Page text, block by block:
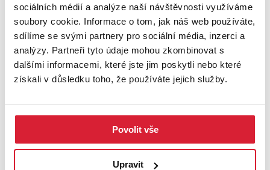
sociálních médií a analýze naší návštěvnosti využíváme
soubory cookie. Informace o tom, jak náš web používáte,
sdílíme se svými partnery pro sociální média, inzerci a
analýzy. Partneři tyto údaje mohou zkombinovat s
dalšími informacemi, které jste jim poskytli nebo které
získali v důsledku toho, že používáte jejich služby.
Povolit vše
Upravit